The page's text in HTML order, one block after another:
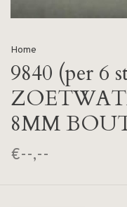
Home
9840 (per 6
8MM
€--,--